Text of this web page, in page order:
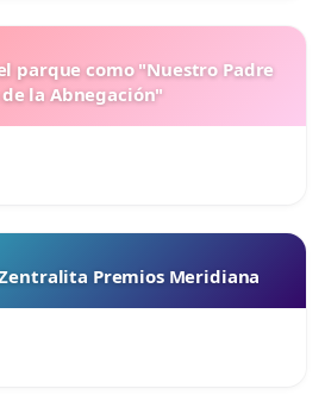
parque como "Nuestro Padre
de la Abnegación"
Premios Meridiana